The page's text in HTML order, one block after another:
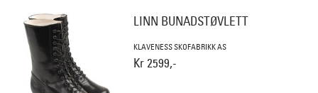
LINN BUNADSTØVLETT
KLAVENESS SKOFABRIKK AS
Kr 2599,-